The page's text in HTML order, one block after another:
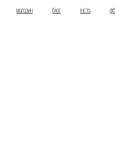
магазин блог інста фб